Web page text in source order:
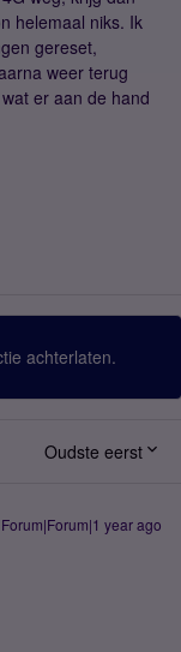
helemaal niks. Ik
gereset,
weer terug
er aan de hand
achterlaten.
Oudste eerst
Forum|Forum|1 year ago